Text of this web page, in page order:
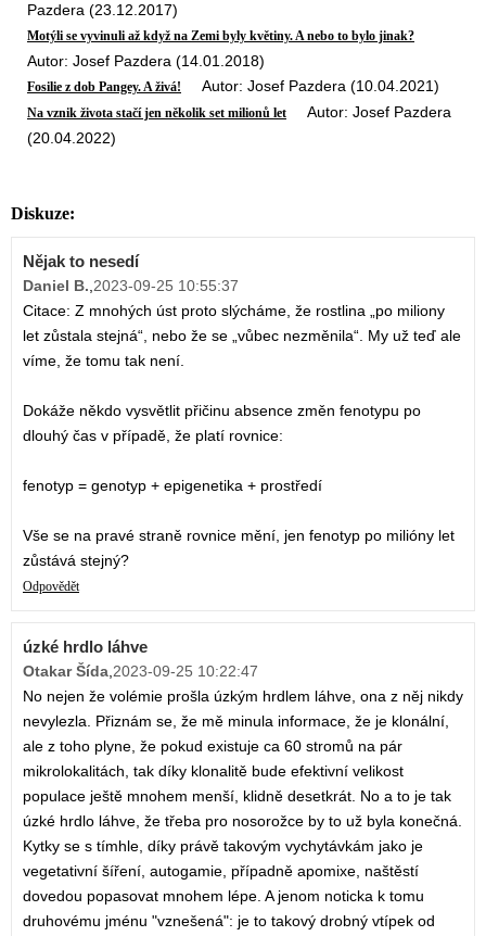
Pazdera (23.12.2017)
Motýli se vyvinuli až když na Zemi byly květiny. A nebo to bylo jinak?
Autor: Josef Pazdera (14.01.2018)
Fosilie z dob Pangey. A živá! Autor: Josef Pazdera (10.04.2021)
Na vznik života stačí jen několik set milionů let Autor: Josef Pazdera
(20.04.2022)
Diskuze:
Nějak to nesedí
Daniel B.,2023-09-25 10:55:37
Citace: Z mnohých úst proto slýcháme, že rostlina „po miliony
let zůstala stejná“, nebo že se „vůbec nezměnila“. My už teď ale
víme, že tomu tak není.
Dokáže někdo vysvětlit přičinu absence změn fenotypu po
dlouhý čas v případě, že platí rovnice:
fenotyp = genotyp + epigenetika + prostředí
Vše se na pravé straně rovnice mění, jen fenotyp po milióny let
zůstává stejný?
Odpovědět
úzké hrdlo láhve
Otakar Šída,2023-09-25 10:22:47
No nejen že volémie prošla úzkým hrdlem láhve, ona z něj nikdy
nevylezla. Přiznám se, že mě minula informace, že je klonální,
ale z toho plyne, že pokud existuje ca 60 stromů na pár
mikrolokalitách, tak díky klonalitě bude efektivní velikost
populace ještě mnohem menší, klidně desetkrát. No a to je tak
úzké hrdlo láhve, že třeba pro nosorožce by to už byla konečná.
Kytky se s tímhle, díky právě takovým vychytávkám jako je
vegetativní šíření, autogamie, případně apomixe, naštěstí
dovedou popasovat mnohem lépe. A jenom noticka k tomu
druhovému jménu "vznešená": je to takový drobný vtípek od